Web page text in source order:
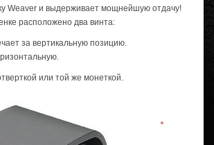
Weaver и выдерживает мощнейшую отдачу!
расположено два винта:
за вертикальную позицию.
или той же монеткой.